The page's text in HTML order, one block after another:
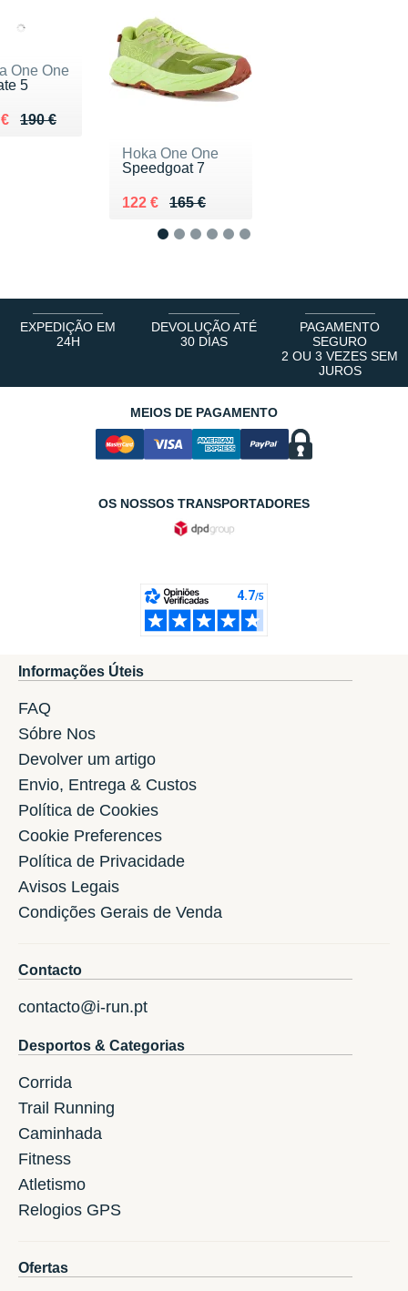
One One
5
190 €
de 190 €
152 €
Hoka One One
Speedgoat 7
165 €
Au lieu de 165 €
122 €
Vendu 122 €
EXPEDIÇÃO EM
24H
DEVOLUÇÃO ATÉ
30 DIAS
PAGAMENTO
SEGURO
2 OU 3 VEZES SEM
JUROS
MEIOS DE PAGAMENTO
OS NOSSOS TRANSPORTADORES
Informações Úteis
FAQ
Sóbre Nos
Devolver um artigo
Envio, Entrega & Custos
Política de Cookies
Cookie Preferences
Política de Privacidade
Avisos Legais
Condições Gerais de Venda
Contacto
contacto@i-run.pt
Desportos & Categorias
Corrida
Trail Running
Caminhada
Fitness
Atletismo
Relogios GPS
Ofertas